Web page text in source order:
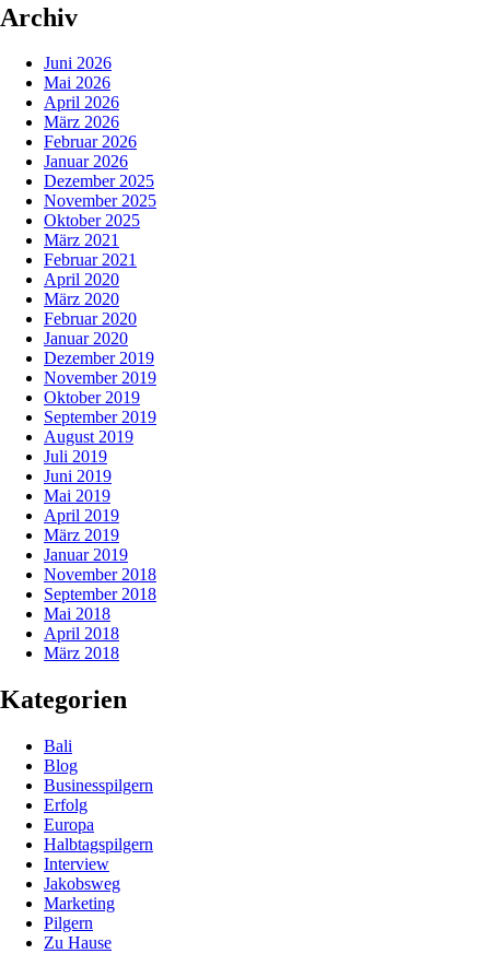
Archiv
Juni 2026
Mai 2026
April 2026
März 2026
Februar 2026
Januar 2026
Dezember 2025
November 2025
Oktober 2025
März 2021
Februar 2021
April 2020
März 2020
Februar 2020
Januar 2020
Dezember 2019
November 2019
Oktober 2019
September 2019
August 2019
Juli 2019
Juni 2019
Mai 2019
April 2019
März 2019
Januar 2019
November 2018
September 2018
Mai 2018
April 2018
März 2018
Kategorien
Bali
Blog
Businesspilgern
Erfolg
Europa
Halbtagspilgern
Interview
Jakobsweg
Marketing
Pilgern
Zu Hause